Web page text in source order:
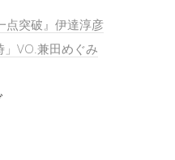
点突破』伊達淳彦
」VO.兼田めぐみ